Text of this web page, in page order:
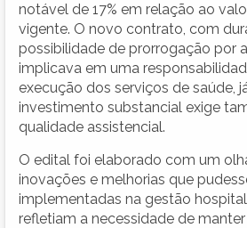
notável de 17% em relação ao
vigente. O novo contrato, com
possibilidade de prorrogação por
implicava em uma
execução dos serviços de saúde,
investimento substancial exige
qualidade assistencial.
O edital foi elaborado com um
inovações e melhorias que
implementadas na gestão
refletiam a necessidade de